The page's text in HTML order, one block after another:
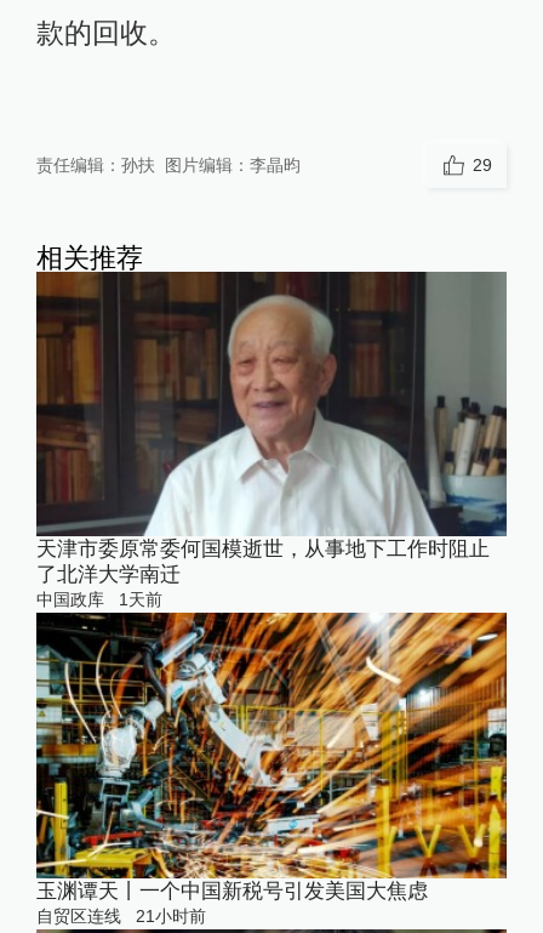
款的回收。
责任编辑： 孙扶 图片编辑： 李晶昀 29
相关推荐
天津市委原常委何国模逝世，从事地下工作时阻止
了北洋大学南迁
中国政库 1天前
玉渊谭天丨一个中国新税号引发美国大焦虑
自贸区连线 21小时前